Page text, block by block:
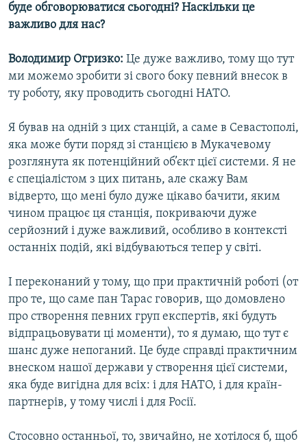
буде обговорюватися сьогодні? Наскільки це
важливо для нас?
Володимир Огризко: Це дуже важливо, тому що тут
ми можемо зробити зі свого боку певний внесок в
ту роботу, яку проводить сьогодні НАТО.
Я бував на одній з цих станцій, а саме в Севастополі,
яка може бути поряд зі станцією в Мукачевому
розглянута як потенційний об’єкт цієї системи. Я не
є спеціалістом з цих питань, але скажу Вам
відверто, що мені було дуже цікаво бачити, яким
чином працює ця станція, покриваючи дуже
серйозний і дуже важливий, особливо в контексті
останніх подій, які відбуваються тепер у світі.
І переконаний у тому, що при практичній роботі (от
про те, що саме пан Тарас говорив, що домовлено
про створення певних груп експертів, які будуть
відпрацьовувати ці моменти), то я думаю, що тут є
шанс дуже непоганий. Це буде справді практичним
внеском нашої держави у створення цієї системи,
яка буде вигідна для всіх: і для НАТО, і для країн-
партнерів, у тому числі і для Росії.
Стосовно останньої, то, звичайно, не хотілося б, щоб